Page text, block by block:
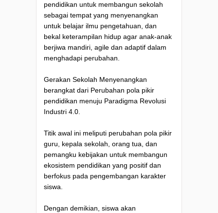
pendidikan untuk membangun sekolah
sebagai tempat yang menyenangkan
untuk belajar ilmu pengetahuan, dan
bekal keterampilan hidup agar anak-anak
berjiwa mandiri, agile dan adaptif dalam
menghadapi perubahan.
Gerakan Sekolah Menyenangkan
berangkat dari Perubahan pola pikir
pendidikan menuju Paradigma Revolusi
Industri 4.0.
Titik awal ini meliputi perubahan pola pikir
guru, kepala sekolah, orang tua, dan
pemangku kebijakan untuk membangun
ekosistem pendidikan yang positif dan
berfokus pada pengembangan karakter
siswa.
Dengan demikian, siswa akan